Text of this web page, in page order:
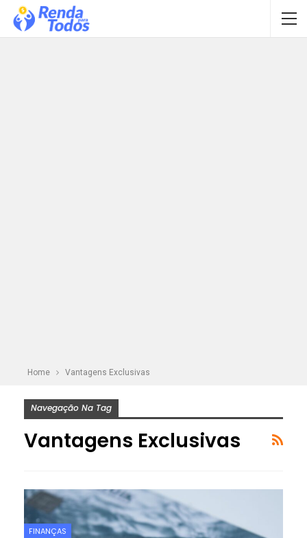
Home Vantagens Exclusivas
Navegação Na Tag
Vantagens Exclusivas
FINANÇAS